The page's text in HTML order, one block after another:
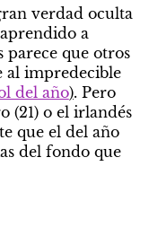
verdad oculta
a
parece que otros
al impredecible
del año). Pero
(21) o el irlandés
que el del año
del fondo que